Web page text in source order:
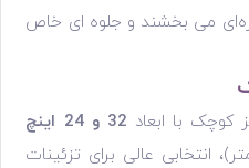
می بخشند و جلوه ای خاص
کوچک با ابعاد
و 60.96 سانتی متر)، انتخابی عالی برای تزئینات